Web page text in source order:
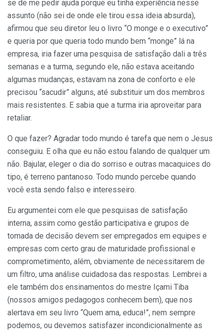
se de me pedir ajuda porque eu tinha experiência nesse
assunto (não sei de onde ele tirou essa ideia absurda),
afirmou que seu diretor leu o livro “O monge e o executivo”
e queria por que queria todo mundo bem “monge” lá na
empresa, iria fazer uma pesquisa de satisfação dali a três
semanas e a turma, segundo ele, não estava aceitando
algumas mudanças, estavam na zona de conforto e ele
precisou “sacudir” alguns, até substituir um dos membros
mais resistentes. E sabia que a turma iria aproveitar para
retaliar.
O que fazer? Agradar todo mundo é tarefa que nem o Jesus
conseguiu. E olha que eu não estou falando de qualquer um
não. Bajular, eleger o dia do sorriso e outras macaquices do
tipo, é terreno pantanoso. Todo mundo percebe quando
você esta sendo falso e interesseiro.
Eu argumentei com ele que pesquisas de satisfação
interna, assim como gestão participativa e grupos de
tomada de decisão devem ser empregados em equipes e
empresas com certo grau de maturidade profissional e
comprometimento, além, obviamente de necessitarem de
um filtro, uma análise cuidadosa das respostas. Lembrei a
ele também dos ensinamentos do mestre Içami Tiba
(nossos amigos pedagogos conhecem bem), que nos
alertava em seu livro “Quem ama, educa!”, nem sempre
podemos, ou devemos satisfazer incondicionalmente as